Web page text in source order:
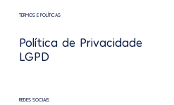
TERMOS E POLÍTICAS
Política de Privacidade
LGPD
REDES SOCIAIS